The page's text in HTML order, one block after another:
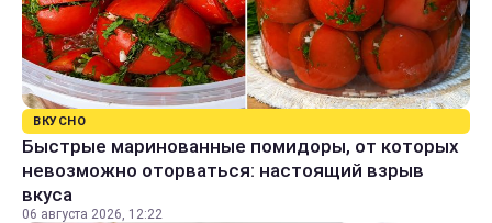
ВКУСНО
Быстрые маринованные помидоры, от которых
невозможно оторваться: настоящий взрыв
вкуса
06 августа 2026, 12:22